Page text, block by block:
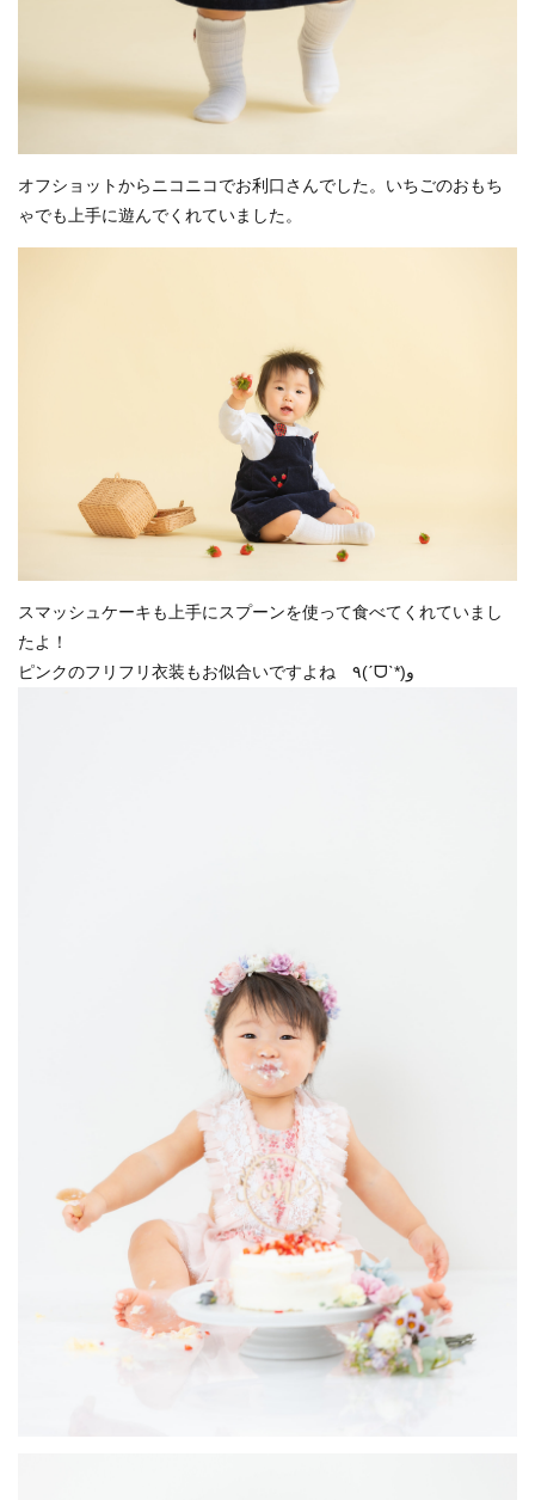
オフショットからニコニコでお利口さんでした。いちごのおもち
ゃでも上手に遊んでくれていました。
スマッシュケーキも上手にスプーンを使って食べてくれていまし
たよ！
ピンクのフリフリ衣装もお似合いですよね ٩(ˊᗜˋ*)و